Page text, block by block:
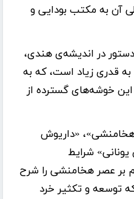
آن به مکتب بودایی و
در اندیشه‌ی هندی،
به قدری زیاد است، که به
این خوشه‌های گسترده از
«داریوش
شرایط
بر عصر هخامنشی را شرح
توسعه و تکثیر خرد